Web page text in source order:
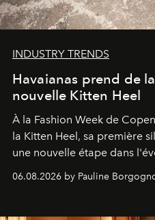
INDUSTRY TRENDS
Havaianas prend de
nouvelle Kitten Heel
À la Fashion Week de
la Kitten Heel, sa première
une nouvelle étape dans
06.08.2026 by Pauline